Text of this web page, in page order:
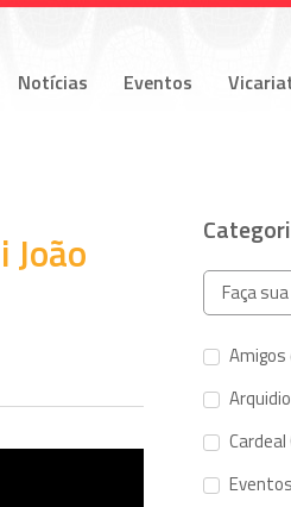
Notícias Eventos
Eventos